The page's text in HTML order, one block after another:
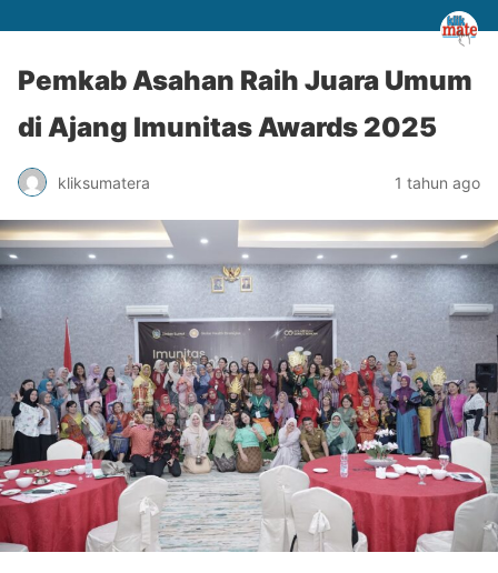
Pemkab Asahan Raih Juara Umum
di Ajang Imunitas Awards 2025
kliksumatera 1 tahun ago